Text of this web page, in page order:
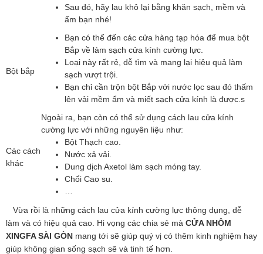
Sau đó, hãy lau khô lại bằng khăn sạch, mềm và
ẩm bạn nhé!
Bột bắp
Bạn có thể đến các cửa hàng tạp hóa để mua bột
Bắp về làm sạch cửa kính cường lực.
Loại này rất rẻ, dễ tìm và mang lại hiệu quả làm
sạch vượt trội.
Bạn chỉ cần trộn bột Bắp với nước lọc sau đó thấm
lên vải mềm ẩm và miết sạch cửa kính là được.s
Các cách
khác
Ngoài ra, bạn còn có thể sử dụng cách lau cửa kính
cường lực với những nguyên liệu như:
Bột Thạch cao.
Nước xả vải.
Dung dịch Axetol làm sạch móng tay.
Chổi Cao su.
Vừa rồi là những cách lau cửa kính cường lực thông dụng, dễ
làm và có hiệu quả cao. Hi vọng các chia sẻ mà CỬA NHÔM
XINGFA SÀI GÒN mang tới sẽ giúp quý vị có thêm kinh nghiệm hay
giúp không gian sống sạch sẽ và tinh tế hơn.